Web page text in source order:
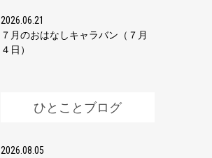
2026.06.21
７月のおはなしキャラバン（７月
４日）
ひとことブログ
2026.08.05